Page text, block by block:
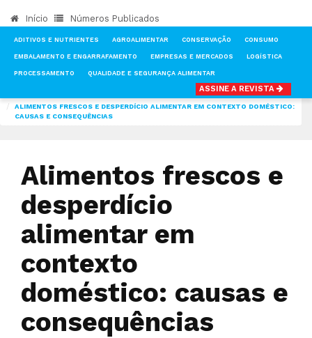
Início Números Publicados
ADITIVOS E NUTRIENTES AGROALIMENTAR CONSERVAÇÃO CONSUMO
EMBALAMENTO E ENGARRAFAMENTO EMPRESAS E MERCADOS LOGÍSTICA
PROCESSAMENTO QUALIDADE E SEGURANÇA ALIMENTAR
ASSINE A REVISTA
ALIMENTOS FRESCOS E DESPERDÍCIO ALIMENTAR EM CONTEXTO DOMÉSTICO:
CAUSAS E CONSEQUÊNCIAS
Alimentos frescos e
desperdício
alimentar em
contexto
doméstico: causas e
consequências